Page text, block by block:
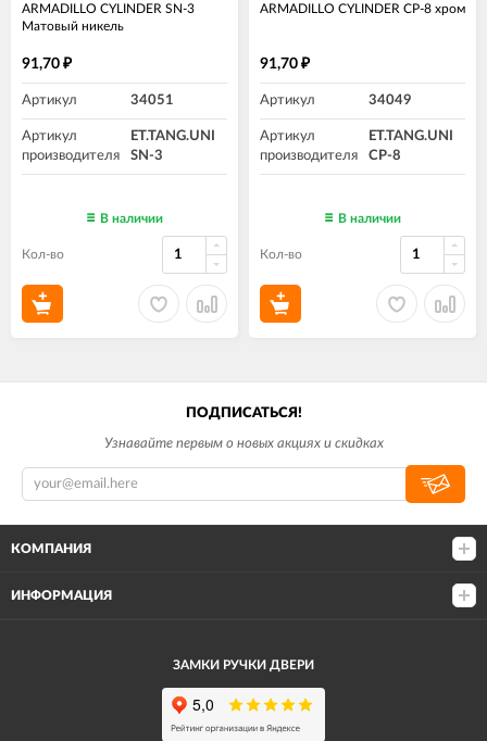
ARMADILLO CYLINDER SN-3
Матовый никель
91,70 ₽
Артикул 34051
Артикул
производителя
ET.TANG.UNI
SN-3
В наличии
Кол-во
ARMADILLO CYLINDER СP-8 хром
91,70 ₽
Артикул 34049
Артикул
производителя
ET.TANG.UNI
СP-8
В наличии
Кол-во
ПОДПИСАТЬСЯ!
Узнавайте первым о новых акциях и скидках
КОМПАНИЯ
ИНФОРМАЦИЯ
ЗАМКИ РУЧКИ ДВЕРИ